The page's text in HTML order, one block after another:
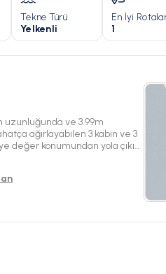
Tekne Türü
Yelkenli
En İyi
1
uzunluğunda ve 3.99m
ağırlayabilen 3 kabin ve 3
değer konumundan yola çıkın
çıkarın.